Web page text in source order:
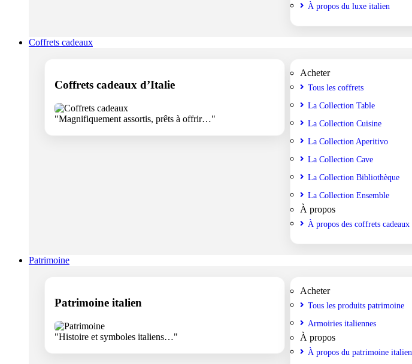
À propos du luxe italien
Coffrets cadeaux
Coffrets cadeaux d’Italie
"Magnifiquement assortis, prêts à offrir…"
Acheter
Tous les coffrets
La Collection Table
La Collection Cuisine
La Collection Aperitivo
La Collection Cave
La Collection Bibliothèque
La Collection Ensemble
À propos
À propos des coffrets cadeaux
Patrimoine
Patrimoine italien
"Histoire et symboles italiens…"
Acheter
Tous les produits patrimoine
Armoiries italiennes
À propos
À propos du patrimoine italien